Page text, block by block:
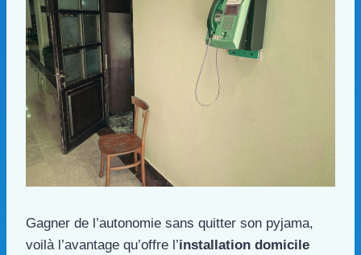
Gagner de l’autonomie sans quitter son pyjama,
voilà l’avantage qu’offre l’installation domicile